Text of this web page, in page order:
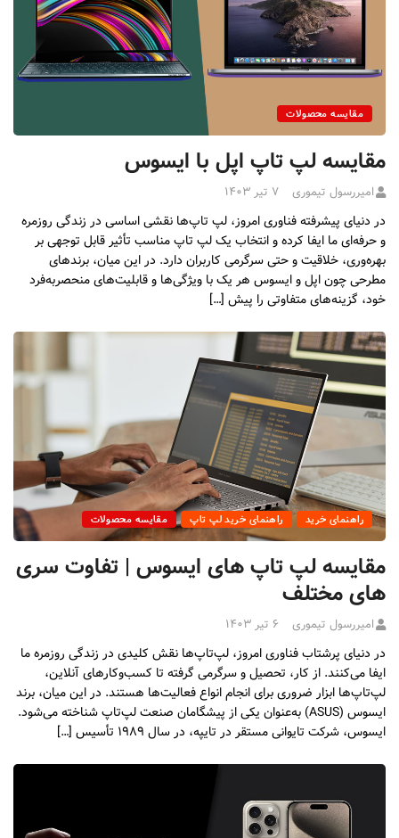
مقایسه محصولات
مقایسه لپ تاپ اپل با ایسوس
امیررسول تیموری ۷ تیر ۱۴۰۳
در دنیای پیشرفته فناوری امروز، لپ تاپ‌ها نقشی اساسی در زندگی روزمره
و حرفه‌ای ما ایفا کرده و انتخاب یک لپ تاپ مناسب تأثیر قابل توجهی بر
بهره‌وری، خلاقیت و حتی سرگرمی کاربران دارد. در این میان، برندهای
مطرحی چون اپل و ایسوس هر یک با ویژگی‌ها و قابلیت‌های منحصربه‌فرد
خود، گزینه‌های متفاوتی را پیش […]
راهنمای خرید راهنمای خرید لپ تاپ مقایسه محصولات
مقایسه لپ تاپ های ایسوس | تفاوت سری
های مختلف
امیررسول تیموری ۶ تیر ۱۴۰۳
در دنیای پرشتاب فناوری امروز، لپ‌تاپ‌ها نقش کلیدی در زندگی روزمره ما
ایفا می‌کنند. از کار، تحصیل و سرگرمی گرفته تا کسب‌وکارهای آنلاین،
لپ‌تاپ‌ها ابزار ضروری برای انجام انواع فعالیت‌ها هستند. در این میان، برند
ایسوس (ASUS) به‌عنوان یکی از پیشگامان صنعت لپ‌تاپ شناخته می‌شود.
ایسوس، شرکت تایوانی مستقر در تایپه، در سال ۱۹۸۹ تأسیس […]